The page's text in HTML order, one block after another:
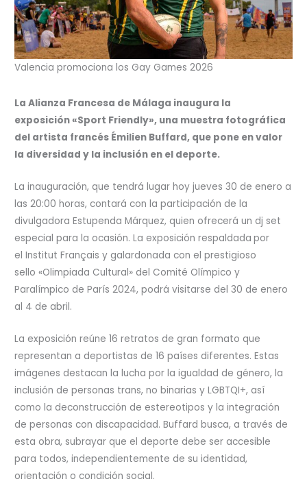
Valencia promociona los Gay Games 2026
La Alianza Francesa de Málaga inaugura la
exposición «Sport Friendly», una muestra fotográfica
del artista francés Émilien Buffard, que pone en valor
la diversidad y la inclusión en el deporte.
La inauguración, que tendrá lugar hoy jueves 30 de enero a
las 20:00 horas, contará con la participación de la
divulgadora Estupenda Márquez, quien ofrecerá un dj set
especial para la ocasión. La exposición respaldada por
el Institut Français y galardonada con el prestigioso
sello «Olimpiada Cultural» del Comité Olímpico y
Paralímpico de París 2024, podrá visitarse del 30 de enero
al 4 de abril.
La exposición reúne 16 retratos de gran formato que
representan a deportistas de 16 países diferentes. Estas
imágenes destacan la lucha por la igualdad de género, la
inclusión de personas trans, no binarias y LGBTQI+, así
como la deconstrucción de estereotipos y la integración
de personas con discapacidad. Buffard busca, a través de
esta obra, subrayar que el deporte debe ser accesible
para todos, independientemente de su identidad,
orientación o condición social.